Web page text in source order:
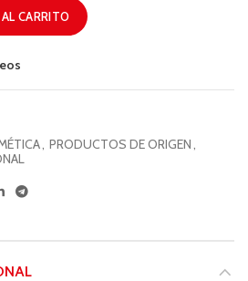
CARRITO
, PRODUCTOS DE ORIGEN,